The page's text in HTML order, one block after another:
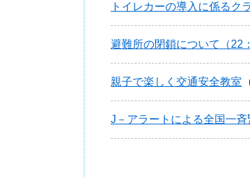
トイレカーの導入に係るク
避難所の閉鎖について（22
親子で楽しく交通安全教室
J－アラートによる全国一